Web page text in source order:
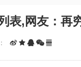
表,网友：再